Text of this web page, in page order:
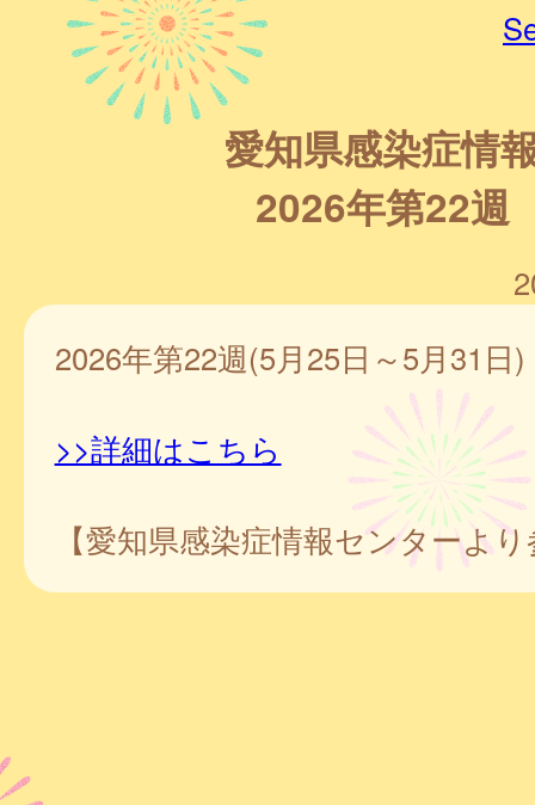
愛知県感染症情
2026年第22週
2026年第22週(5月25日～5月31日)
>>詳細はこちら
【愛知県感染症情報センターよ